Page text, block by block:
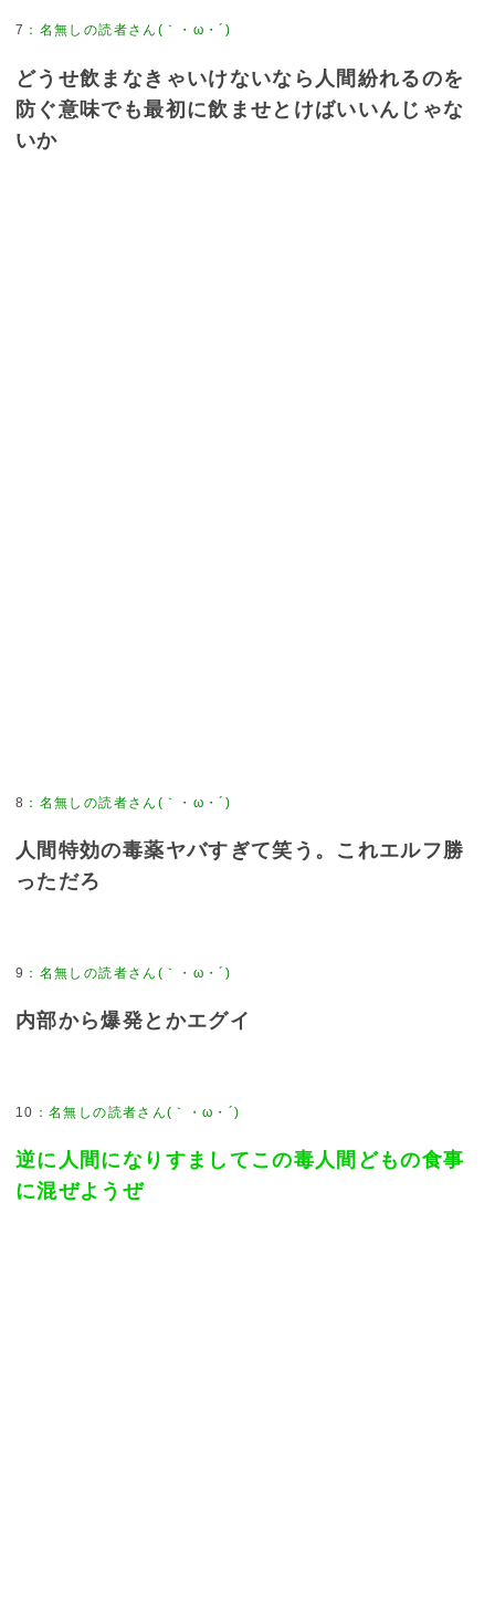
7 ： 名無しの読者さん(｀・ω・´)
どうせ飲まなきゃいけないなら人間紛れるのを
防ぐ意味でも最初に飲ませとけばいいんじゃな
いか
8 ： 名無しの読者さん(｀・ω・´)
人間特効の毒薬ヤバすぎて笑う。これエルフ勝
っただろ
9 ： 名無しの読者さん(｀・ω・´)
内部から爆発とかエグイ
10 ：名無しの読者さん(｀・ω・´)
逆に人間になりすましてこの毒人間どもの食事
に混ぜようぜ